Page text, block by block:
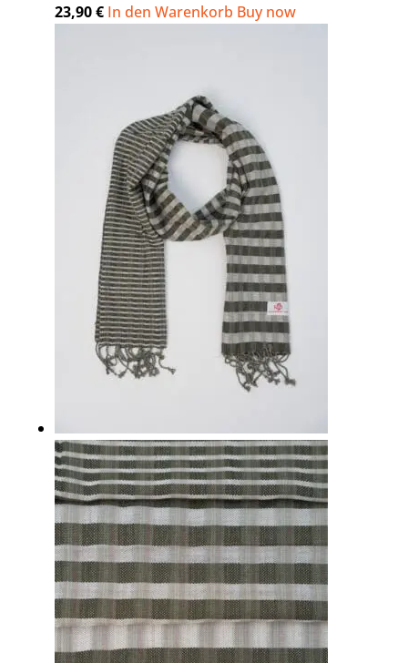
23,90€ In den Warenkorb Buy now